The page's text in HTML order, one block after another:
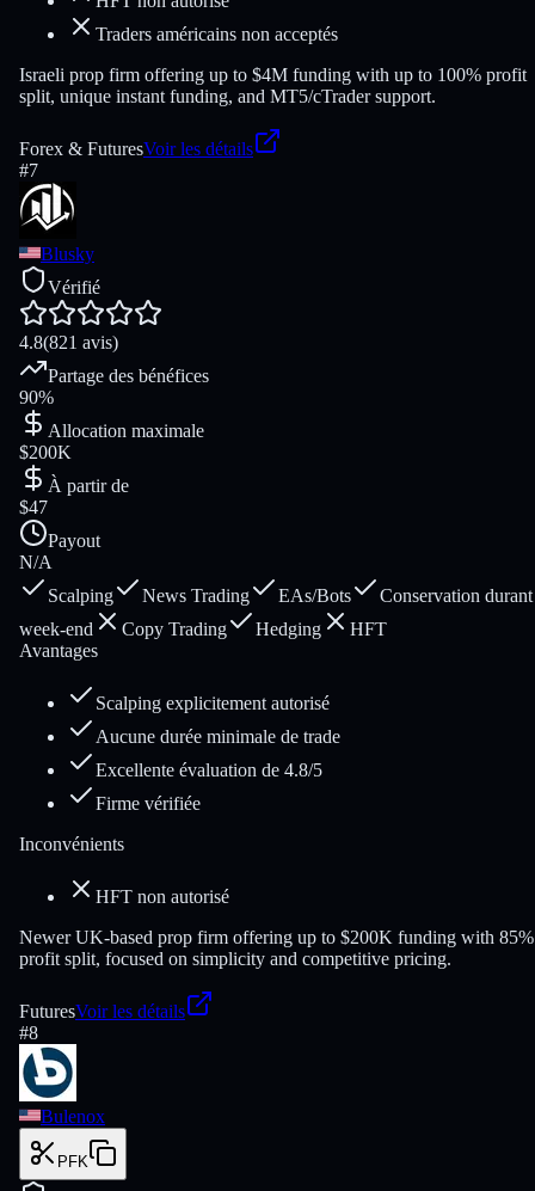
Traders américains non acceptés
Israeli prop firm offering up to $4M funding with up to 100% profit
split, unique instant funding, and MT5/cTrader support.
Forex & FuturesVoir les détails
#7
Blusky
Vérifié
4.8(821 avis)
Partage des bénéfices
90%
Allocation maximale
$200K
À partir de
$47
Payout
N/A
Scalping
News Trading EAs/Bots
Conservation
week-end
Copy Trading Hedging
HFT
Avantages
Scalping explicitement autorisé
Aucune durée minimale de trade
Excellente évaluation de 4.8/5
Firme vérifiée
Inconvénients
HFT non autorisé
Newer UK-based prop firm offering up to $200K funding with 85%
profit split, focused on simplicity and competitive pricing.
FuturesVoir les détails
#8
Bulenox
PFK